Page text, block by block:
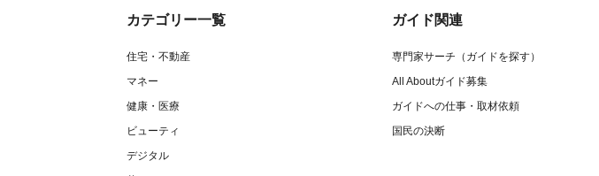
カテゴリー一覧
住宅・不動産
マネー
健康・医療
ビューティ
デジタル
ガイド関連
専門家サーチ（ガイドを探す）
All Aboutガイド募集
ガイドへの仕事・取材依頼
国民の決断